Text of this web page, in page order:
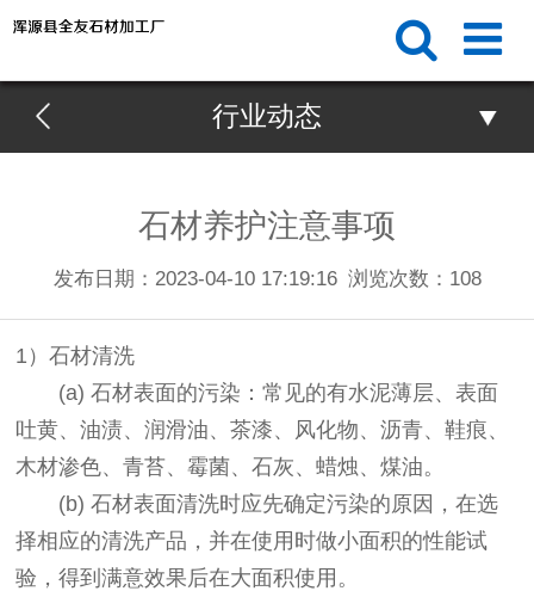
行业动态
石材养护注意事项
发布日期：2023-04-10 17:19:16 浏览次数： 108
1）石材清洗
(a) 石材表面的污染：常见的有水泥薄层、表面
吐黄、油渍、润滑油、茶漆、风化物、沥青、鞋痕、
木材渗色、青苔、霉菌、石灰、蜡烛、煤油。
(b) 石材表面清洗时应先确定污染的原因，在选
择相应的清洗产品，并在使用时做小面积的性能试
验，得到满意效果后在大面积使用。